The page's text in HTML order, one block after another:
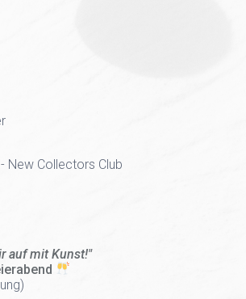
New Collectors Club
auf mit Kunst!"